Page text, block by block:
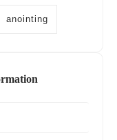
anointing